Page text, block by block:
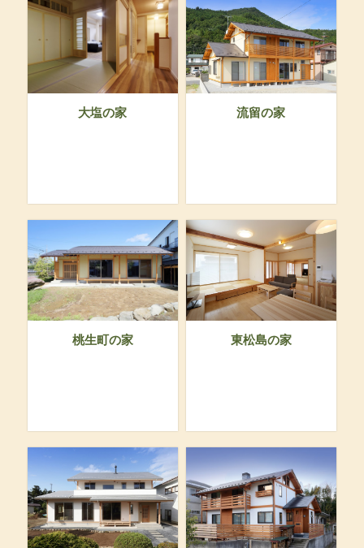
大塩の家 流留の家
桃生町の家 東松島の家